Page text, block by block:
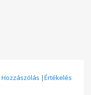
Hozzászólás |Értékelés